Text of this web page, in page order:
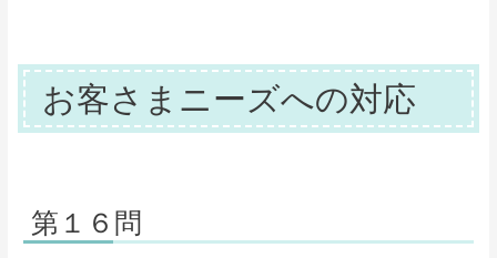
お客さまニーズへの対応
第１６問